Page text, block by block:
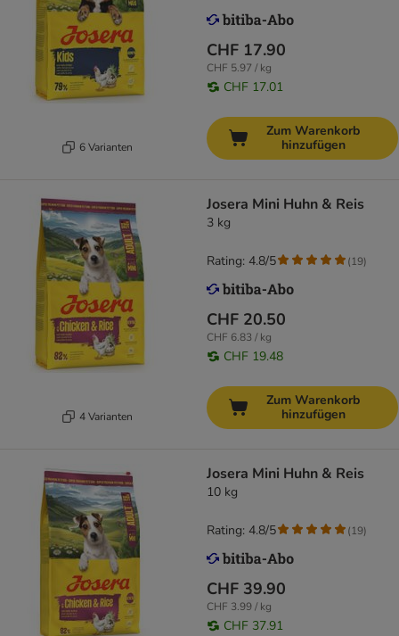
6 Varianten
CHF 17.90
CHF 5.97 / kg
CHF 17.01
Zum Warenkorb
hinzufügen
4 Varianten
Josera Mini Huhn & Reis
3 kg
CHF 20.50
CHF 6.83 / kg
CHF 19.48
Rating: 4.8/5 (19)
Zum Warenkorb
hinzufügen
Josera Mini Huhn & Reis
10 kg
CHF 39.90
CHF 3.99 / kg
CHF 37.91
Rating: 4.8/5 (19)